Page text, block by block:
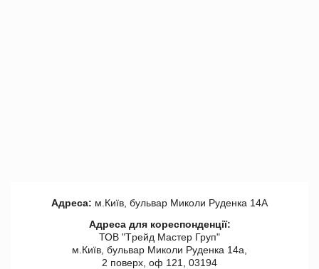
Адреса: м.Київ, бульвар Миколи Руденка 14А
Адреса для кореспонденції:
ТОВ "Tрейд Мастер Груп"
м.Київ, бульвар Миколи Руденка 14а,
2 поверх, оф 121, 03194